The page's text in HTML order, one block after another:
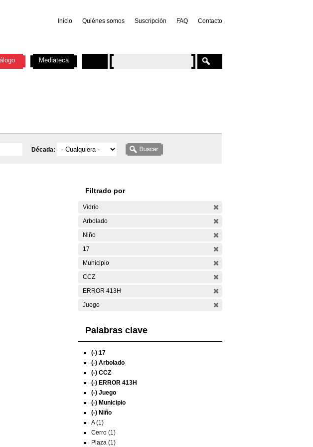
Inicio Quiénes somos Suscripción FAQ Contacto
Década:
Filtrado por
Vidrio
Arbolado
Niño
17
Municipio
CCZ
ERROR 413H
Juego
Palabras clave
(-) 17
(-) Arbolado
(-) CCZ
(-) ERROR 413H
(-) Juego
(-) Municipio
(-) Niño
A (1)
Cerro (1)
Plaza (1)
Mediateca